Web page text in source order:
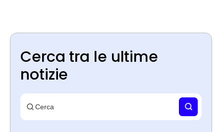
Cerca tra le ultime
notizie